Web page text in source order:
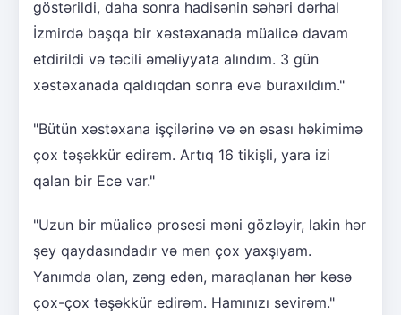
göstərildi, daha sonra hadisənin səhəri dərhal
İzmirdə başqa bir xəstəxanada müalicə davam
etdirildi və təcili əməliyyata alındım. 3 gün
xəstəxanada qaldıqdan sonra evə buraxıldım."
"Bütün xəstəxana işçilərinə və ən əsası həkimimə
çox təşəkkür edirəm. Artıq 16 tikişli, yara izi
qalan bir Ece var."
"Uzun bir müalicə prosesi məni gözləyir, lakin hər
şey qaydasındadır və mən çox yaxşıyam.
Yanımda olan, zəng edən, maraqlanan hər kəsə
çox-çox təşəkkür edirəm. Hamınızı sevirəm."